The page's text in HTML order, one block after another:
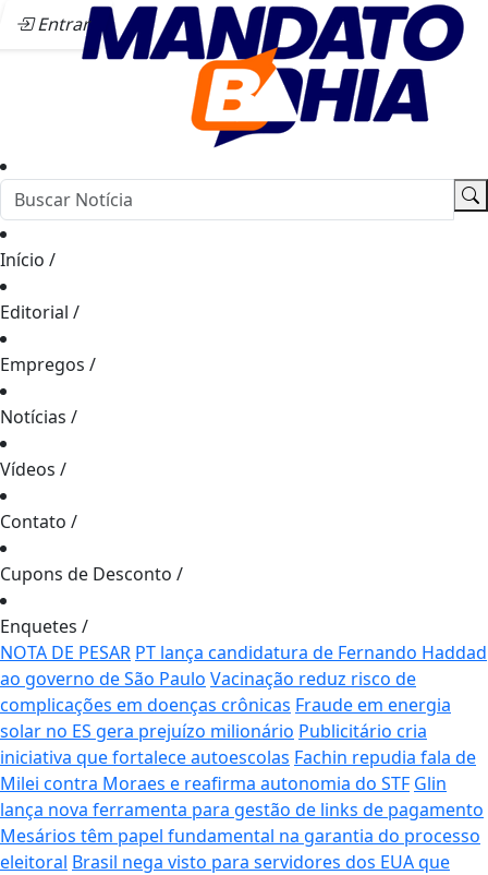
Entrar
Início /
Editorial /
Empregos /
Notícias /
Vídeos /
Contato /
Cupons de Desconto /
Enquetes /
NOTA DE PESAR PT lança candidatura de Fernando Haddad
ao governo de São Paulo Vacinação reduz risco de
complicações em doenças crônicas Fraude em energia
solar no ES gera prejuízo milionário Publicitário cria
iniciativa que fortalece autoescolas Fachin repudia fala de
Milei contra Moraes e reafirma autonomia do STF Glin
lança nova ferramenta para gestão de links de pagamento
Mesários têm papel fundamental na garantia do processo
eleitoral Brasil nega visto para servidores dos EUA que